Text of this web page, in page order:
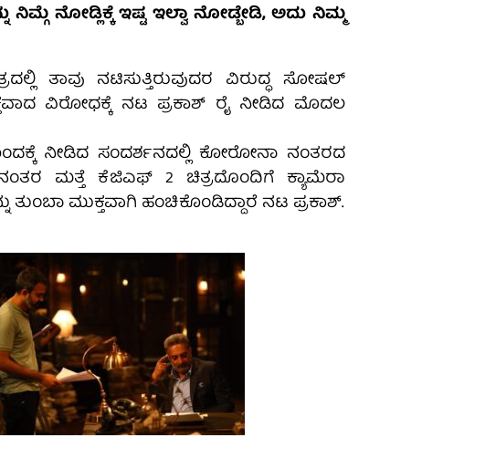
ನಿಮ್ಗೆ ನೋಡ್ಲಿಕ್ಕೆ ಇಷ್ಟ ಇಲ್ವಾ ನೋಡ್ಬೇಡಿ, ಅದು ನಿಮ್ಮ
ತಾವು‌ ನಟಿಸುತ್ತಿರುವುದರ ವಿರುದ್ಧ ಸೋಷಲ್
ವಿರೋಧಕ್ಕೆ ನಟ ಪ್ರಕಾಶ್ ರೈ ನೀಡಿದ ಮೊದಲ
ನೀಡಿದ ಸಂದರ್ಶ‌ನದಲ್ಲಿ ಕೋರೋನಾ ನಂತರದ
ಮತ್ತೆ ಕೆಜಿಎಫ್ 2 ಚಿತ್ರದೊಂದಿಗೆ ಕ್ಯಾಮೆರಾ
ತುಂಬಾ ಮುಕ್ತವಾಗಿ ಹಂಚಿಕೊಂಡಿದ್ದಾರೆ ನಟ ಪ್ರಕಾಶ್.